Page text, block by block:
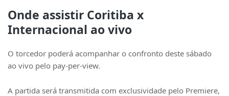
Onde assistir Coritiba x
Internacional ao vivo
O torcedor poderá acompanhar o confronto deste sábado
ao vivo pelo pay-per-view.
A partida será transmitida com exclusividade pelo Premiere,